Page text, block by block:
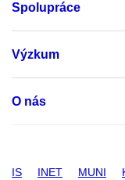
Spolupráce
Výzkum
O nás
IS INET MUNI